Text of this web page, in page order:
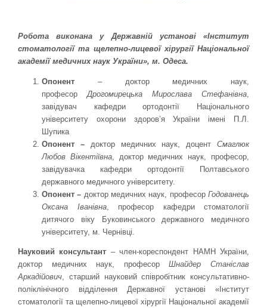
Робота виконана у Державній установі «Інститут
стоматології та щелепно-лицевої хірургії Національної
академії медичних наук України», м. Одеса.
Опонент – доктор медичних наук,
професор Дрогомирецька Мирослава Стефанівна
завідувач кафедри ортодонтії Національного
університету охорони здоров’я України імені П.Л.
Шупика
Опонент – доктор медичних наук, доцентСмаглюк
Любов Вікентіївна, доктор медичних наук, професор,
завідувачка кафедри ортодонтії Полтавського
державного медичного університету.
Опонент – доктор медичних наук, професорГодованець
Оксана Іванівна, професор кафедри стоматології
дитячого віку Буковинського державного медичного
університету, м. Чернівці.
Науковий консультант – член-кореспондент НАМН України,
доктор медичних наук, професорШнайдер Станіслав
Аркадійович, старший науковий співробітник консультативно-
поліклінічного відділення Державної установі «Інститут
стоматології та щелепно-лицевої хірургії Національної академії